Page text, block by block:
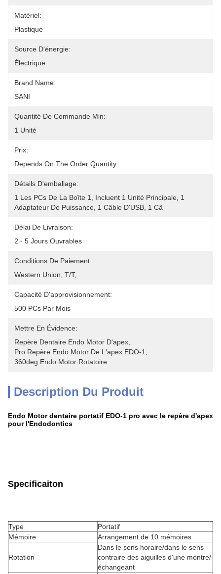
Matériel:
Plastique
Source D'énergie:
Électrique
Brand Name:
SANI
Quantité De Commande Min:
1 Unité
Prix:
Depends On The Order Quantity
Détails D'emballage:
1 Les PCs De La Boîte 1, Incluent 1 Unité Principale, 1
Adaptateur De Puissance, 1 Câble D'USB, 1 Câ
Délai De Livraison:
2 - 5 Jours Ouvrables
Conditions De Paiement:
Western Union, T/T,
Capacité D'approvisionnement:
500 PCs Par Mois
Mettre En Évidence:
Repère Dentaire Endo Motor D'apex
Pro Repère Endo Motor De L'apex EDO-1
360deg Endo Motor Rotatoire
Description Du Produit
Endo Motor dentaire portatif EDO-1 pro avec le repère d'apex
pour l'Endodontics
Specificaiton
Type
Portatif
Mémoire
Arrangement de 10 mémoires
Rotation
Dans le sens horaire/dans le sens
contraire des aiguilles d'une montre/
échangeant